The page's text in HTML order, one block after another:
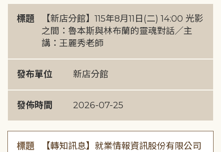
標題
【新店分館】115年8月11日(二) 14:00 光影
之間：魯本斯與林布蘭的靈魂對話／主
講：王麗秀老師
發布單位 新店分館
發佈時間 2026-07-25
標題
【轉知訊息】就業情報資訊股份有限公司